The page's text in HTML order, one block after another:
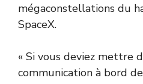
mégaconstellations du
SpaceX.
« Si vous deviez mettre
communication à bord